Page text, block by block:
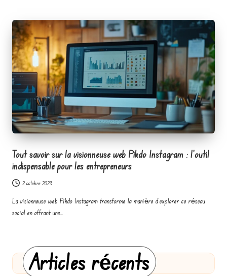
Tout savoir sur la visionneuse web Pikdo Instagram : l’outil
indispensable pour les entrepreneurs
2 octobre 2023
La visionneuse web Pikdo Instagram transforme la manière d'explorer ce réseau
social en offrant une…
Articles récents